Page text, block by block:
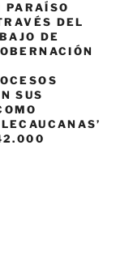
PARAÍSO
DEL
DE
SUS